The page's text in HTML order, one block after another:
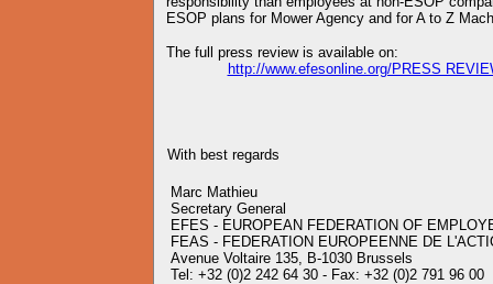
ESOP plans for Mower Agency and for A to Z
The full press review is available on:
http://www.efesonline.org/PRESS
With best regards
Marc Mathieu
Secretary General
EFES - EUROPEAN FEDERATION OF
FEAS - FEDERATION EUROPEENNE DE
Avenue Voltaire 135, B-1030 Brussels
Tel: +32 (0)2 242 64 30 - Fax: +32 (0)2 791 96 00